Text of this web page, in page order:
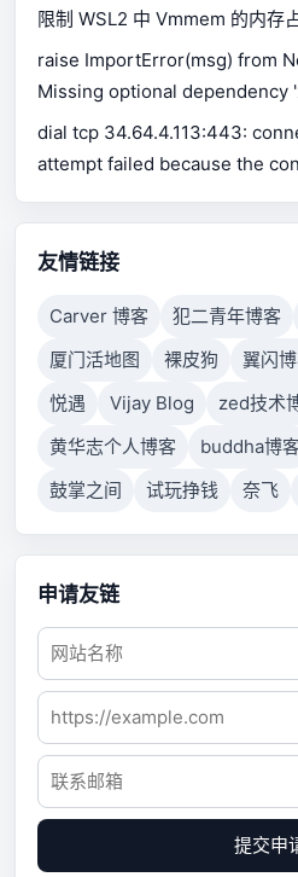
限制 WSL2 中 Vmmem 的内存
raise ImportError(msg) from
Missing optional dependency
for Excel support Use pip or
dial tcp 34.64.4.113:443:
attempt failed because the
connection failed because
to respond.
友情链接
Carver 博客 犯二青年博客
厦门活地图
裸皮狗 翼闪
悦遇
Vijay Blog zed技术
黄华志个人博客
buddha博
鼓掌之间
试玩挣钱 奈飞
申请友链
提交申